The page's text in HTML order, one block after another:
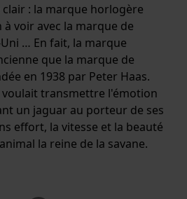
: la marque horlogère
à voir avec la marque de
… En fait, la marque
que la marque de
en 1938 par Peter Haas.
voulait transmettre l'émotion
un jaguar au porteur de ses
effort, la vitesse et la beauté
la reine de la savane.